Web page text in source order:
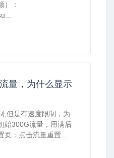
）：
量，为什么显示
,但是有速度限制，为
始300G流量，用满后
：点击流量重置...